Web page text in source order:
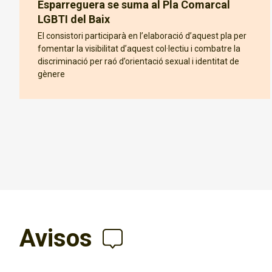
Esparreguera se suma al Pla Comarcal
LGBTI del Baix
El consistori participarà en l’elaboració d’aquest pla per
fomentar la visibilitat d’aquest col·lectiu i combatre la
discriminació per raó d’orientació sexual i identitat de
gènere
Avisos